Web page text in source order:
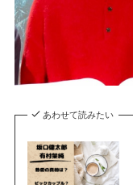
あわせて読みたい